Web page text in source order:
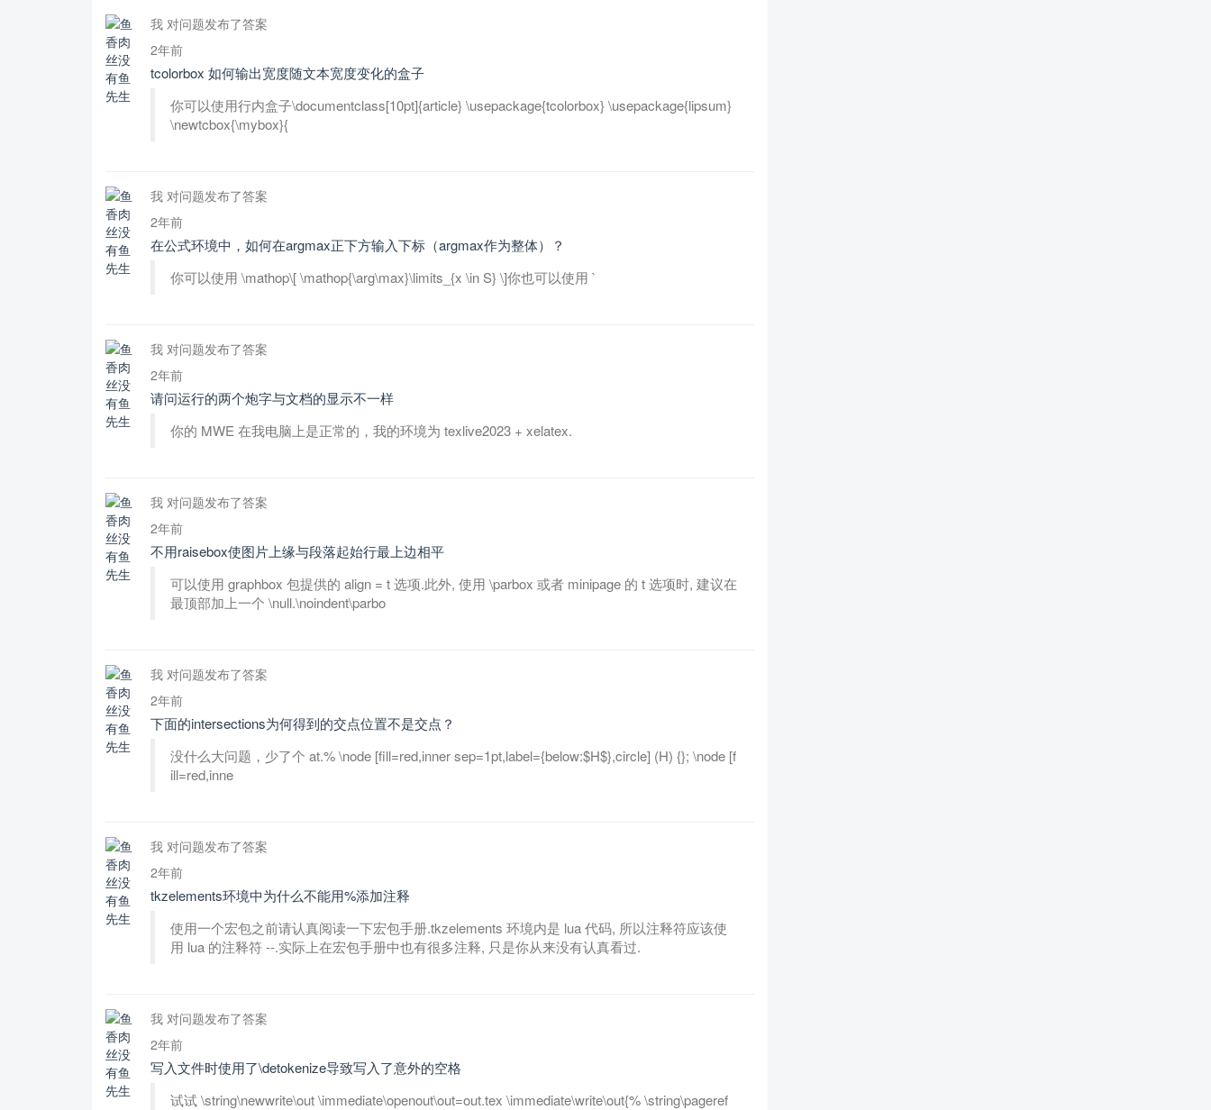
我 对问题发布了答案
2年前
tcolorbox 如何输出宽度随文本宽度变化的盒子
你可以使用行内盒子\documentclass[10pt]{article} \usepackage{tcolorbox} \usepackage{lipsum}
\newtcbox{\mybox}{
我 对问题发布了答案
2年前
在公式环境中，如何在argmax正下方输入下标（argmax作为整体）？
你可以使用 \mathop\[ \mathop{\arg\max}\limits_{x \in S} \]你也可以使用 `
我 对问题发布了答案
2年前
请问运行的两个炮字与文档的显示不一样
你的 MWE 在我电脑上是正常的，我的环境为 texlive2023 + xelatex.
我 对问题发布了答案
2年前
不用raisebox使图片上缘与段落起始行最上边相平
可以使用 graphbox 包提供的 align = t 选项.此外, 使用 \parbox 或者 minipage 的 t 选项时, 建议在
最顶部加上一个 \null.\noindent\parbo
我 对问题发布了答案
2年前
下面的intersections为何得到的交点位置不是交点？
没什么大问题，少了个 at.% \node [fill=red,inner sep=1pt,label={below:$H$},circle] (H) {}; \node [f
ill=red,inne
我 对问题发布了答案
2年前
tkzelements环境中为什么不能用%添加注释
使用一个宏包之前请认真阅读一下宏包手册.tkzelements 环境内是 lua 代码, 所以注释符应该使
用 lua 的注释符 --.实际上在宏包手册中也有很多注释, 只是你从来没有认真看过.
我 对问题发布了答案
2年前
写入文件时使用了\detokenize导致写入了意外的空格
试试 \string\newwrite\out \immediate\openout\out=out.tex \immediate\write\out{% \string\pageref